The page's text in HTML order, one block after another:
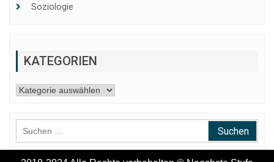
Soziologie
KATEGORIEN
Kategorien